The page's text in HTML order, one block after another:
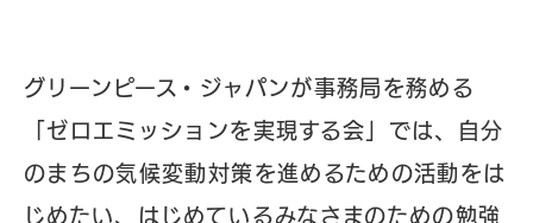
グリーンピース・ジャパンが事務局を務める
「ゼロエミッションを実現する会」では、自分
のまちの気候変動対策を進めるための活動をは
じめたい、はじめているみなさまのための勉強